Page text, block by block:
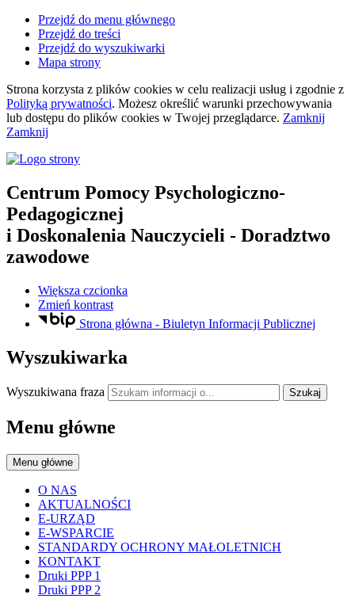
Przejdź do menu głównego
Przejdź do treści
Przejdź do wyszukiwarki
Mapa strony
Strona korzysta z plików cookies w celu realizacji usług i zgodnie z
Polityką prywatności. Możesz określić warunki przechowywania
lub dostępu do plików cookies w Twojej przeglądarce. Zamknij
Zamknij
Centrum Pomocy Psychologiczno-
Pedagogicznej
i Doskonalenia Nauczycieli - Doradztwo
zawodowe
Większa czcionka
Zmień kontrast
Strona główna - Biuletyn Informacji Publicznej
Wyszukiwarka
Wyszukiwana fraza Szukaj
Menu główne
Menu główne
O NAS
AKTUALNOŚCI
E-URZĄD
E-WSPARCIE
STANDARDY OCHRONY MAŁOLETNICH
KONTAKT
Druki PPP 1
Druki PPP 2